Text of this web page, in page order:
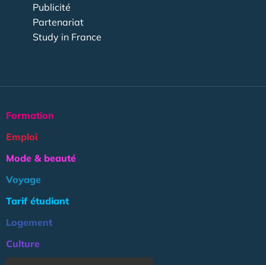
Publicité
Partenariat
Study in France
Formation
Emploi
Mode & beauté
Voyage
Tarif étudiant
Logement
Culture